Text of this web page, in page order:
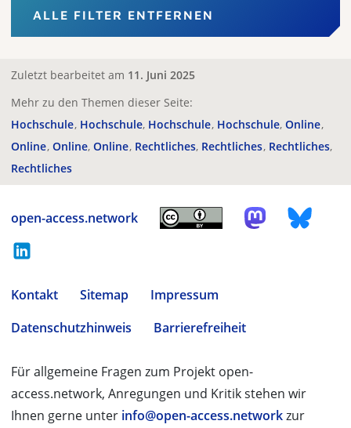
ALLE FILTER ENTFERNEN
Zuletzt bearbeitet am 11. Juni 2025
Mehr zu den Themen dieser Seite:
Hochschule Hochschule Hochschule Hochschule Online
Online Online Online Rechtliches Rechtliches Rechtliches
Rechtliches
open-access.network
Kontakt Sitemap
Impressum
Datenschutzhinweis
Barrierefreiheit
Für allgemeine Fragen zum Projekt open-
access.network, Anregungen und Kritik stehen wir
Ihnen gerne unter info@open-access.networkzur